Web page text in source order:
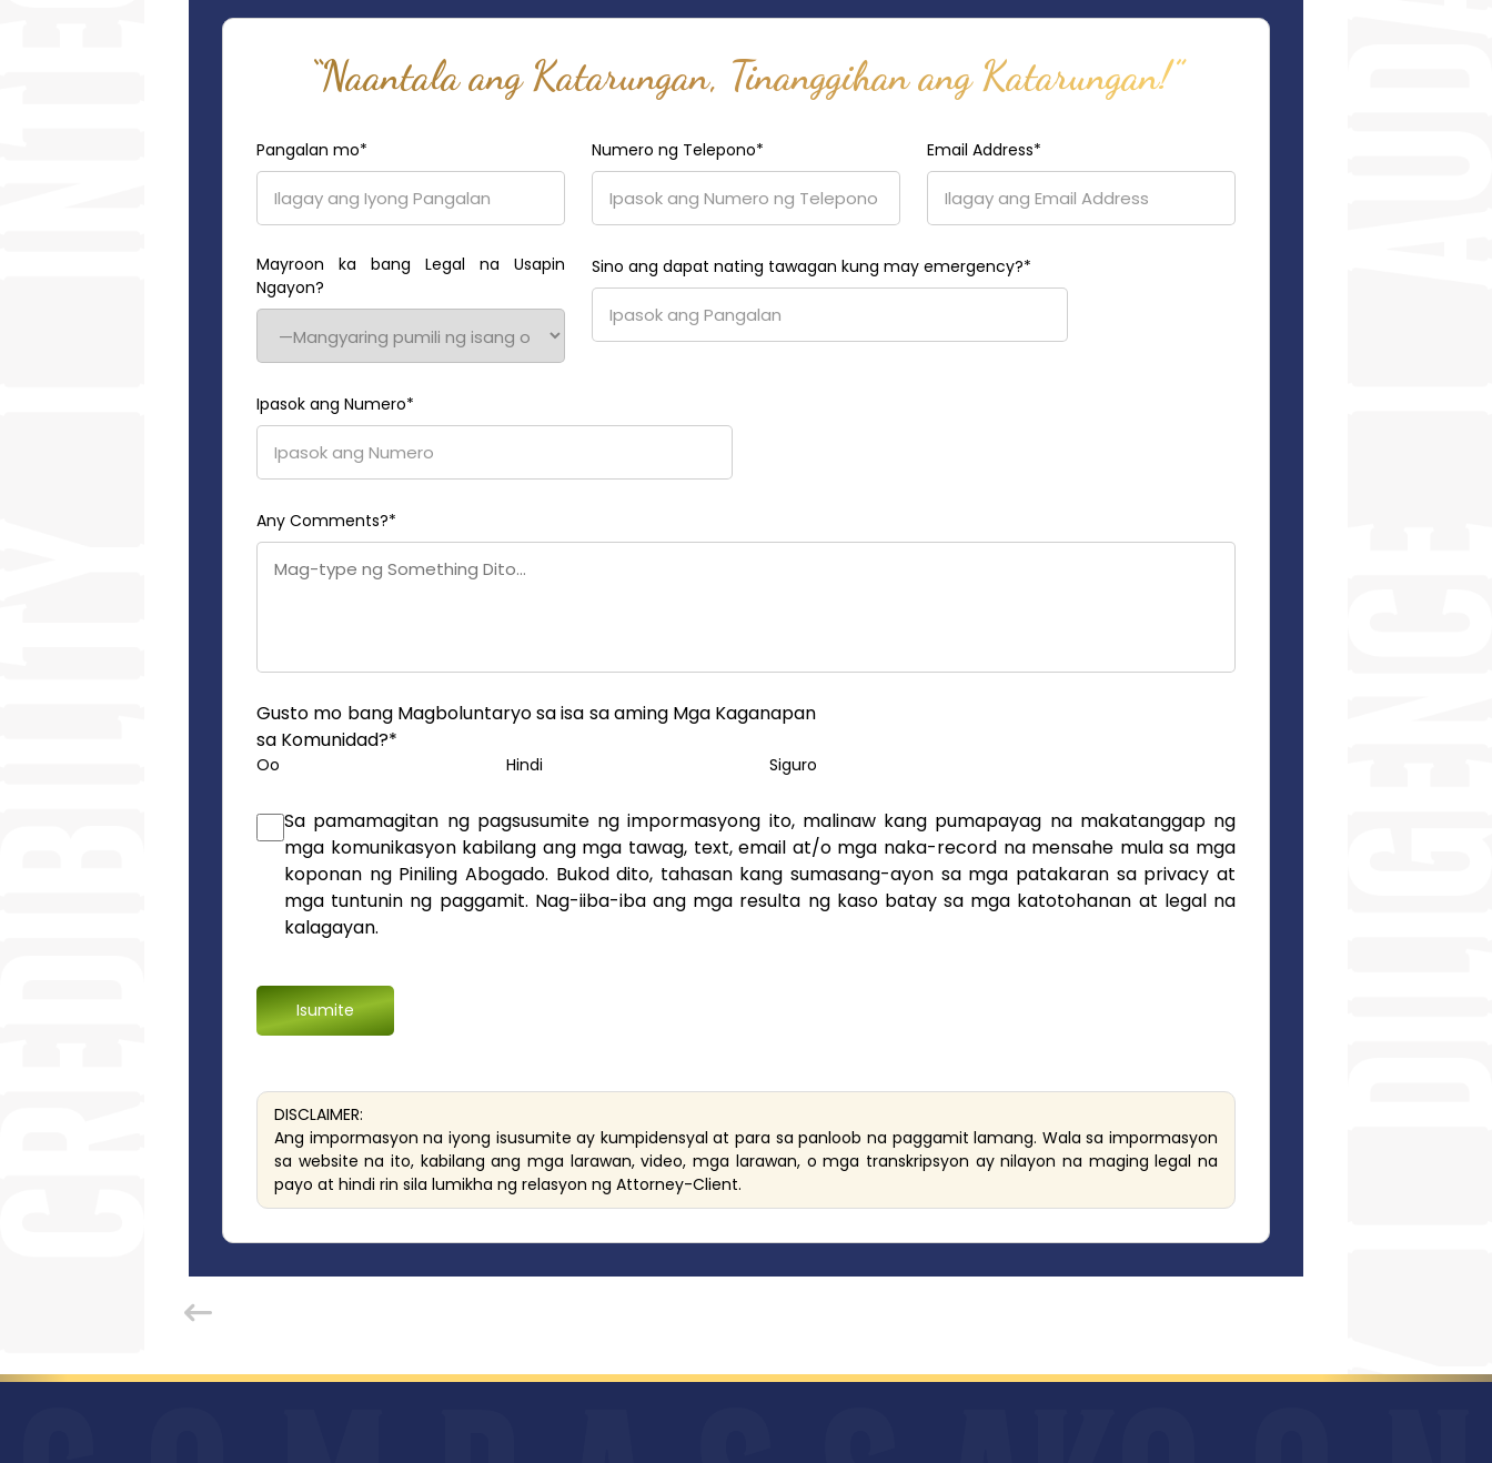
“Naantala ang Katarungan, Tinanggihan ang Katarungan!”
Pangalan mo* Numero ng Telepono* Email Address*
Mayroon ka bang Legal na Usapin
Ngayon?
Sino ang dapat nating tawagan kung may emergency?*
Ipasok ang Numero*
Any Comments?*
Gusto mo bang Magboluntaryo sa isa sa aming Mga Kaganapan
sa Komunidad?*
Oo Hindi Siguro
Sa pamamagitan ng pagsusumite ng impormasyong ito, malinaw kang pumapayag na makatanggap ng
mga komunikasyon kabilang ang mga tawag, text, email at/o mga naka-record na mensahe mula sa mga
koponan ng Piniling Abogado. Bukod dito, tahasan kang sumasang-ayon sa mga patakaran sa privacy at
mga tuntunin ng paggamit. Nag-iiba-iba ang mga resulta ng kaso batay sa mga katotohanan at legal na
kalagayan.
DISCLAIMER:
Ang impormasyon na iyong isusumite ay kumpidensyal at para sa panloob na paggamit lamang. Wala sa impormasyon
sa website na ito, kabilang ang mga larawan, video, mga larawan, o mga transkripsyon ay nilayon na maging legal na
payo at hindi rin sila lumikha ng relasyon ng Attorney-Client.